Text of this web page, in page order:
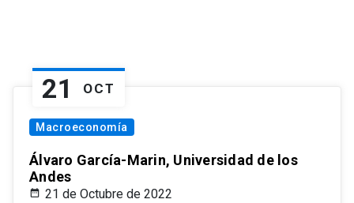
21 OCT
Macroeconomía
Álvaro García-Marin, Universidad de los
Andes
21 de Octubre de 2022